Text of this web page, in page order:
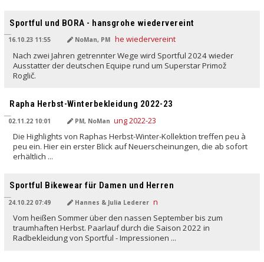
Sportful und BORA - hansgrohe wiedervereint
16.10.23 11:55 NoMan, PM
Nach zwei Jahren getrennter Wege wird Sportful 2024 wieder
Ausstatter der deutschen Equipe rund um Superstar Primož
Roglič.
Rapha Herbst-Winterbekleidung 2022-23
02.11.22 10:01 PM, NoMan
Die Highlights von Raphas Herbst-Winter-Kollektion treffen peu à
peu ein. Hier ein erster Blick auf Neuerscheinungen, die ab sofort
erhältlich ...
Sportful Bikewear für Damen und Herren
24.10.22 07:49 Hannes & Julia Lederer
Vom heißen Sommer über den nassen September bis zum
traumhaften Herbst. Paarlauf durch die Saison 2022 in
Radbekleidung von Sportful - Impressionen ...